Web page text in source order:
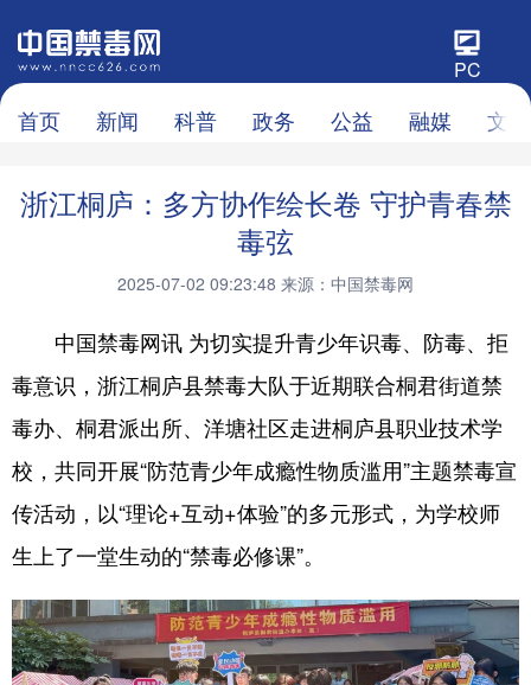
PC
首页 新闻 科普 政务 公益 融媒 文化
浙江桐庐：多方协作绘长卷 守护青春禁
毒弦
2025-07-02 09:23:48 来源：中国禁毒网
中国禁毒网讯 为切实提升青少年识毒、防毒、拒
毒意识，浙江桐庐县禁毒大队于近期联合桐君街道禁
毒办、桐君派出所、洋塘社区走进桐庐县职业技术学
校，共同开展“防范青少年成瘾性物质滥用”主题禁毒宣
传活动，以“理论+互动+体验”的多元形式，为学校师
生上了一堂生动的“禁毒必修课”。